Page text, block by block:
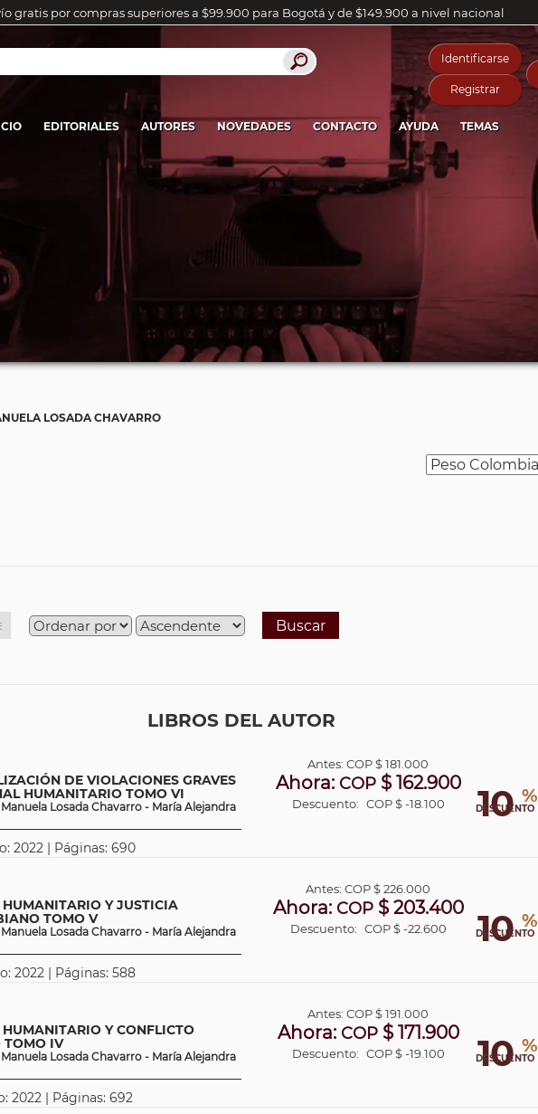
gratis por compras superiores a $99.900 para Bogotá y de $149.900 a nivel nacional
Identificarse
Registrar
EDITORIALES AUTORES NOVEDADES CONTACTO AYUDA TEMAS
LOSADA CHAVARRO
Buscar
LIBROS DEL AUTOR
DE VIOLACIONES GRAVES
HUMANITARIO TOMO VI
Losada Chavarro - María Alejandra
2022 | Páginas: 690
10 %
DESCUENTO
Antes:COP$ 181.000
Ahora: COP$ 162.900
Descuento: COP $ -18.100
Y JUSTICIA
TOMO V
Losada Chavarro - María Alejandra
2022 | Páginas: 588
10 %
DESCUENTO
Antes:COP$ 226.000
Ahora: COP$ 203.400
Descuento: COP $ -22.600
Y CONFLICTO
TOMO IV
Losada Chavarro - María Alejandra
2022 | Páginas: 692
10 %
DESCUENTO
Antes:COP$ 191.000
Ahora: COP$ 171.900
Descuento: COP $ -19.100